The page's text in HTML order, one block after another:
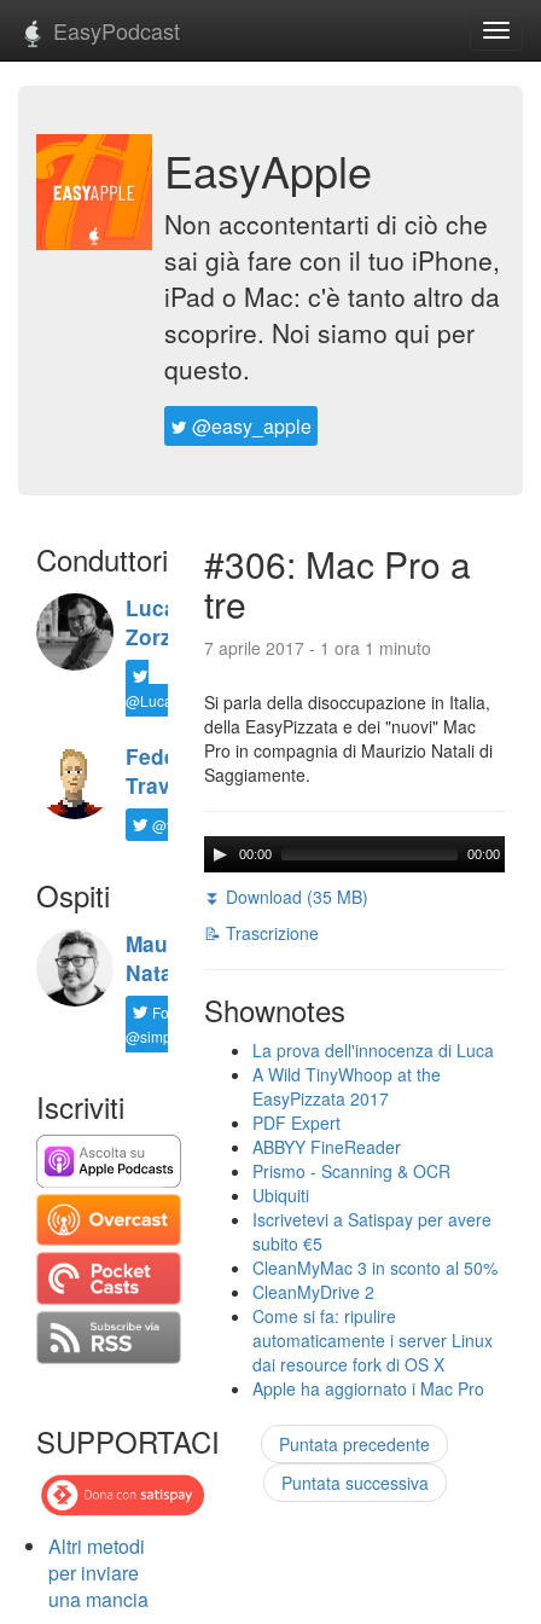
EasyPodcast
EasyApple
Non accontentarti di ciò che
sai già fare con il tuo iPhone,
iPad o Mac: c'è tanto altro da
scoprire. Noi siamo qui per
questo.
@easy_apple
Conduttori
Luca
Zorzi
@LucaTNT
Federico
Travaini
@ftrava
Ospiti
Maurizio
Natali
Follow
@simplemal
Iscriviti
SUPPORTACI
Altri metodi
per inviare
una mancia
#306: Mac Pro a
tre
7 aprile 2017 - 1 ora 1 minuto
Si parla della disoccupazione in Italia,
della EasyPizzata e dei "nuovi" Mac
Pro in compagnia di Maurizio Natali di
Saggiamente.
00:00 00:00
⏬ Download (35 MB)
📝 Trascrizione
Shownotes
La prova dell'innocenza di Luca
A Wild TinyWhoop at the
EasyPizzata 2017
PDF Expert
ABBYY FineReader
Prismo - Scanning & OCR
Ubiquiti
Iscrivetevi a Satispay per avere
subito €5
CleanMyMac 3 in sconto al 50%
CleanMyDrive 2
Come si fa: ripulire
automaticamente i server Linux
dai resource fork di OS X
Apple ha aggiornato i Mac Pro
Puntata precedente
Puntata successiva